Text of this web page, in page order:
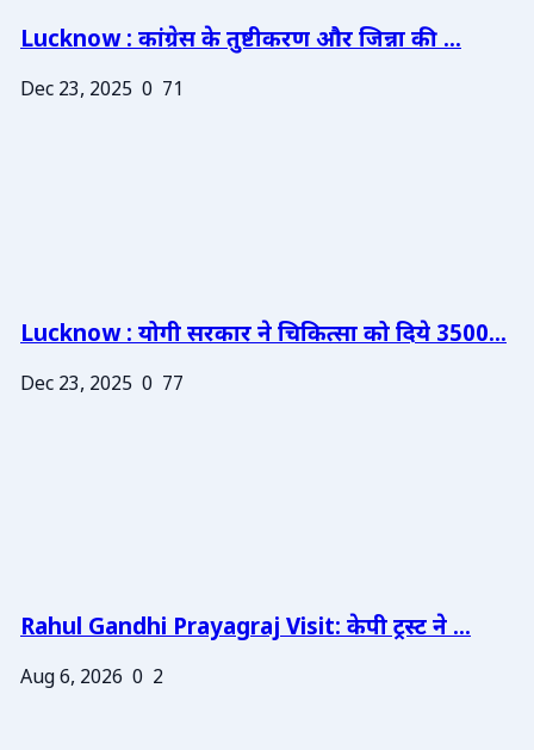
Lucknow : कांग्रेस के तुष्टीकरण और जिन्ना की ...
Dec 23, 2025 0 71
Lucknow : योगी सरकार ने चिकित्सा को दिये 3500...
Dec 23, 2025 0 77
Rahul Gandhi Prayagraj Visit: केपी ट्रस्ट ने ...
Aug 6, 2026 0 2